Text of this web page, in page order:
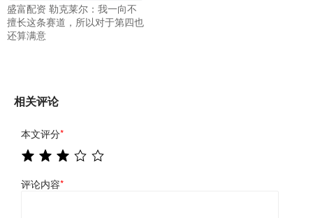
盛富配资 勒克莱尔：我一向不
擅长这条赛道，所以对于第四也
还算满意
相关评论
本文评分*
评论内容*